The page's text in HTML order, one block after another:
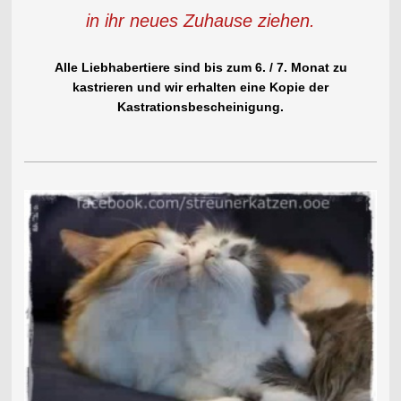
in ihr neues Zuhause ziehen.
Alle Liebhabertiere sind bis zum 6. / 7. Monat zu
kastrieren und wir erhalten eine Kopie der
Kastrationsbescheinigung.